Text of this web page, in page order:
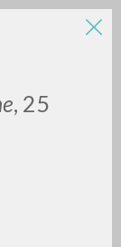
, 25